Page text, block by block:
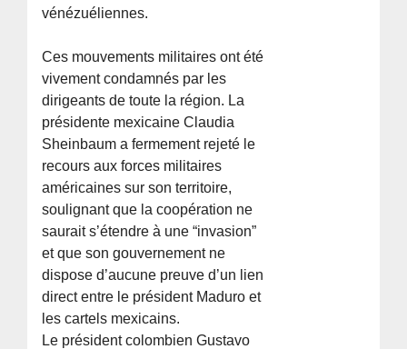
vénézuéliennes.
Ces mouvements militaires ont été
vivement condamnés par les
dirigeants de toute la région. La
présidente mexicaine Claudia
Sheinbaum a fermement rejeté le
recours aux forces militaires
américaines sur son territoire,
soulignant que la coopération ne
saurait s’étendre à une “invasion”
et que son gouvernement ne
dispose d’aucune preuve d’un lien
direct entre le président Maduro et
les cartels mexicains.
Le président colombien Gustavo